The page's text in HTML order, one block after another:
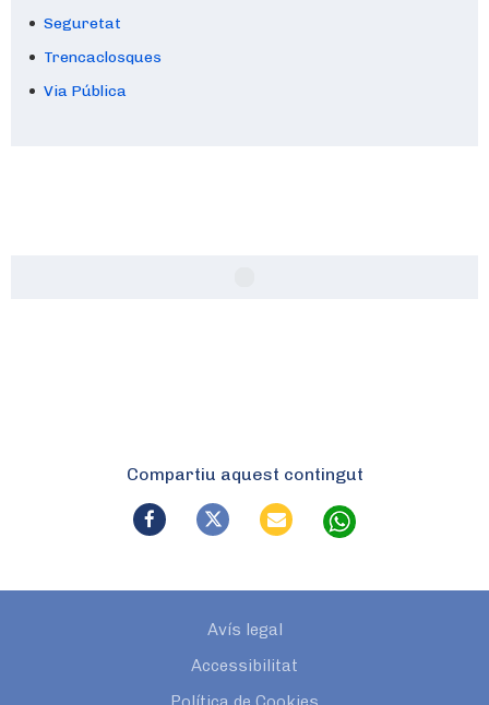
Seguretat
Trencaclosques
Via Pública
Compartiu aquest contingut
Avís legal
Accessibilitat